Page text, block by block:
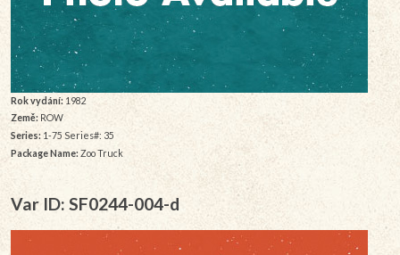
Rok vydání: 1982
Země: ROW
Series: 1-75 Series#: 35
Package Name: Zoo Truck
Var ID: SF0244-004-d